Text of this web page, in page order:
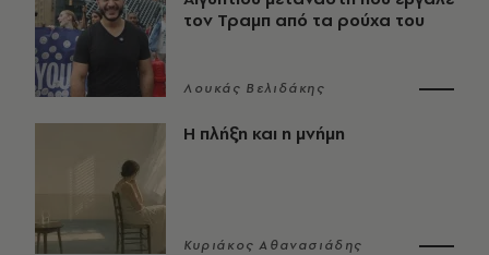
τον Τραμπ από τα ρούχα του
Λουκάς Βελιδάκης
Η πλήξη και η μνήμη
Κυριάκος Αθανασιάδης